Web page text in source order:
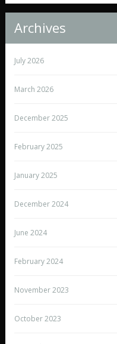
Archives
July 2026
March 2026
December 2025
February 2025
January 2025
December 2024
June 2024
February 2024
November 2023
October 2023